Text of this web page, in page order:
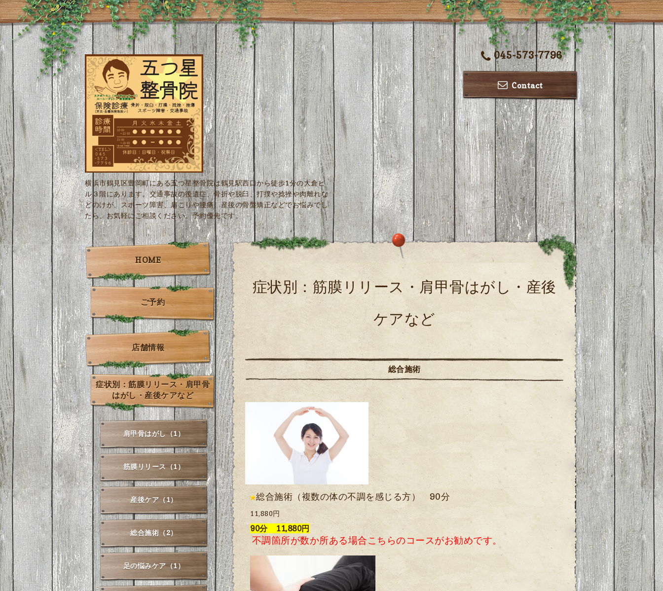
045-573-7796
Contact
横浜市鶴見区豊岡町にある五つ星整骨院は鶴見駅西口から徒歩1分の大倉ビ
ル３階にあります。交通事故の後遺症、骨折や脱臼、打撲や捻挫や肉離れな
どのけが、スポーツ障害、肩こりや腰痛、産後の骨盤矯正などでお悩みでし
たら、お気軽にご相談ください。予約優先です。
症状別：筋膜リリース・肩甲骨はがし・産後
ケアなど
総合施術
総合施術（複数の体の不調を感じる方） 90分
11,880円
90分 11,880円
不調箇所が数か所ある場合こちらのコースがお勧めです。
HOME
ご予約
店舗情報
症状別：筋膜リリース・肩甲骨
はがし・産後ケアなど
肩甲骨はがし（1）
筋膜リリース（1）
産後ケア（1）
総合施術（2）
足の悩みケア（1）